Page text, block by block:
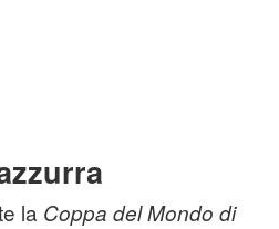
la Coppa del Mondo di